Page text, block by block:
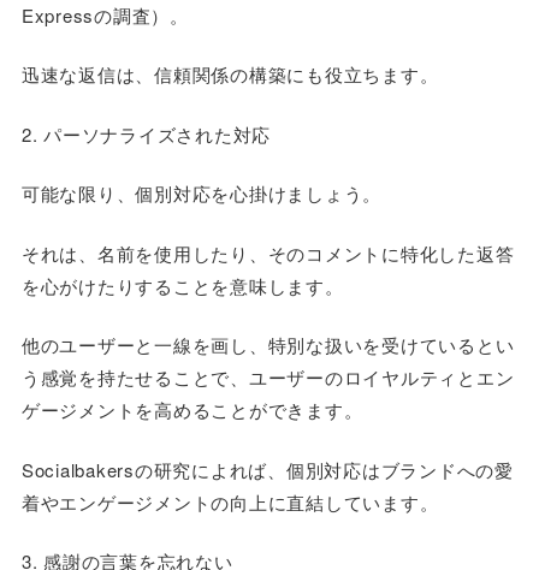
Expressの調査）。
迅速な返信は、信頼関係の構築にも役立ちます。
2. パーソナライズされた対応
可能な限り、個別対応を心掛けましょう。
それは、名前を使用したり、そのコメントに特化した返答
を心がけたりすることを意味します。
他のユーザーと一線を画し、特別な扱いを受けているとい
う感覚を持たせることで、ユーザーのロイヤルティとエン
ゲージメントを高めることができます。
Socialbakersの研究によれば、個別対応はブランドへの愛
着やエンゲージメントの向上に直結しています。
3. 感謝の言葉を忘れない